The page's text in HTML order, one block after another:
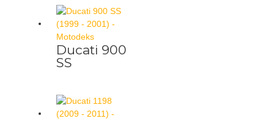
Ducati 900
SS